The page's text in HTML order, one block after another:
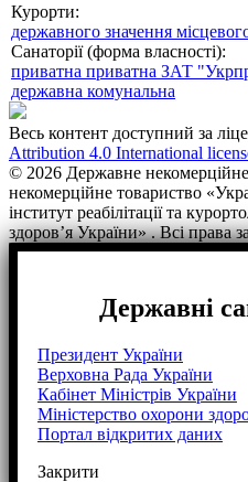
Курорти:
державного значення
Санаторії (форма власності):
приватна приватна ЗАТ
державна комунальна
Весь контент доступний за
Attribution 4.0 International
© 2026 Державне
некомерційне товариство
інститут реабілітації та
здоров’я України» . Всі права
Державні
Президент України
Верховна Рада України
Кабінет Міністрів України
Міністерство охорони
Портал відкритих даних
Закрити